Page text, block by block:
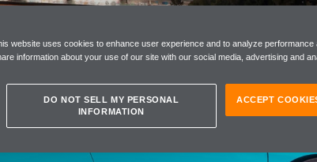
website uses cookies to enhance user experience and to analyze
information about your use of our site with our social media, advertising and
DO NOT SELL MY PERSONAL
INFORMATION
ACCEPT